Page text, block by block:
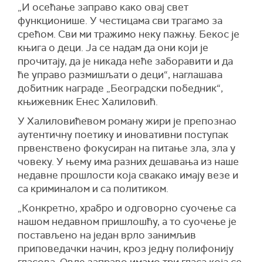
„И осећање заправо како овај свет
функционише. У честицама сви трагамо за
срећом. Сви ми тражимо неку пажњу. Бекос је
књига о деци. Ја се надам да они који је
прочитају, да је никада неће заборавити и да
ће управо размишљати о деци“, наглашава
добитник награде „Београдски победник“,
књижевник Енес Халиловић.
У Халиловићевом роману жири је препознао
аутентичну поетику и иновативни поступак
првенствено фокусиран на питање зла, зла у
човеку. У њему има разних дешавања из наше
недавне прошлости која свакако имају везе и
са криминалом и са политиком.
„Конкретно, храбро и одговорно суочење са
нашом недавном пришлошћу, а то суочење је
постављено на један врло занимљив
приповедачки начин, кроз једну полифонију